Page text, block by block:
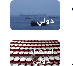
دولي
اقتصاد
دولي